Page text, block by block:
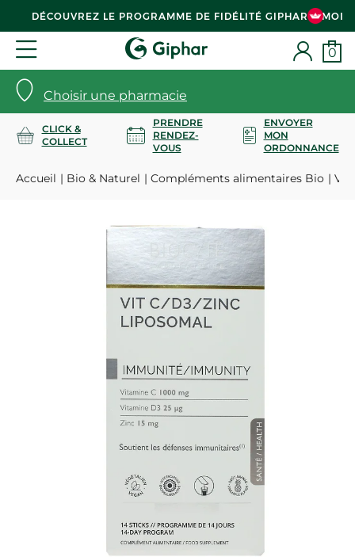
DÉCOUVREZ LE PROGRAMME DE FIDÉLITÉ GIPHAR & MOI
Choisir une pharmacie
0
CLICK &
COLLECT
PRENDRE
RENDEZ-
VOUS
ENVOYER
MON
ORDONNANCE
Accueil Bio & Naturel Compléments alimentaires Bio